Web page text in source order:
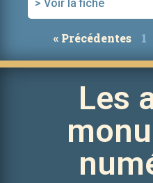
> Voir la fiche
« Précédentes 1
Les